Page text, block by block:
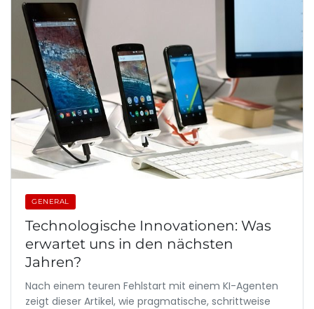
GENERAL
Technologische Innovationen: Was
erwartet uns in den nächsten
Jahren?
Nach einem teuren Fehlstart mit einem KI-Agenten
zeigt dieser Artikel, wie pragmatische, schrittweise